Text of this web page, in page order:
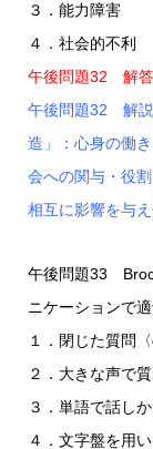
３．能力障害
４．社会的不利
午後問題32 解
午後問題32 解
造」：心身の働
会への関与・役
相互に影響を与え
午後問題33
ニケーションで
１．閉じた質問
２．大きな声で質
３．単語で話しか
４．文字盤を用い